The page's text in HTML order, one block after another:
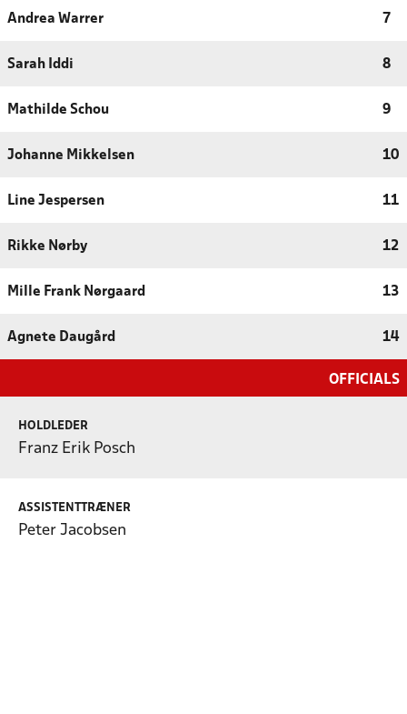
Andrea Warrer 7
Sarah Iddi 8
Mathilde Schou 9
Johanne Mikkelsen 10
Line Jespersen 11
Rikke Nørby 12
Mille Frank Nørgaard 13
Agnete Daugård 14
OFFICIALS
HOLDLEDER
Franz Erik Posch
ASSISTENTTRÆNER
Peter Jacobsen